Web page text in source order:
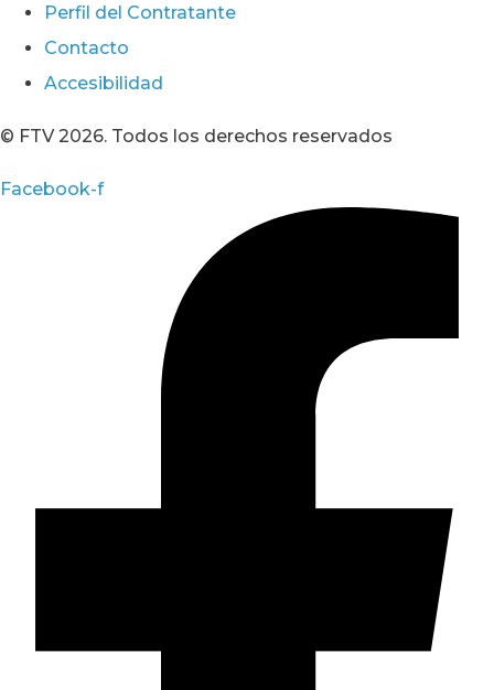
Perfil del Contratante
Contacto
Accesibilidad
© FTV 2026. Todos los derechos reservados
Facebook-f